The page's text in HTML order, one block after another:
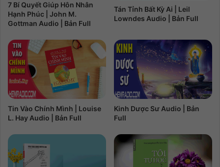
7 Bí Quyết Giúp Hôn Nhân
Hạnh Phúc | John M.
Gottman Audio | Bản Full
Tán Tỉnh Bất Kỳ Ai | Leil
Lowndes Audio | Bản Full
Tin Vào Chính Mình | Louise
L. Hay Audio | Bản Full
Kinh Dược Sư Audio | Bản
Full